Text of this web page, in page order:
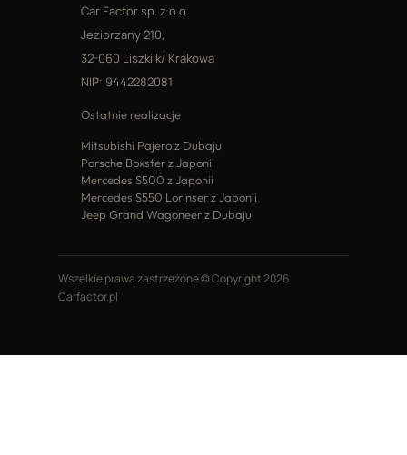
Car Factor sp. z o.o.
Jeziorzany 210,
32-060 Liszki k/ Krakowa
NIP: 9442282081
Ostatnie realizacje
Mitsubishi Pajero z Dubaju
Porsche Boxster z Japonii
Mercedes S500 z Japonii
Mercedes S550 Lorinser z Japonii
Jeep Grand Wagoneer z Dubaju
Wszelkie prawa zastrzeżone © Copyright 2026
Carfactor.pl